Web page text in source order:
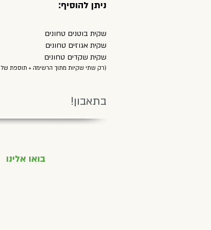
:ניתן להוסיף
שקית בוטנים טחונים
שקית אגוזים טחונים
שקית שקדים טחונים
(רק שתי שקיות מתוך הרשימה + תוספת של ביצה אחת)
!בתאבון
בואו אלינו